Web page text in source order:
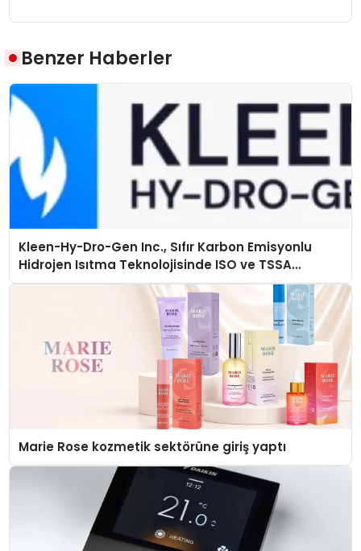
Benzer Haberler
Kleen-Hy-Dro-Gen Inc., Sıfır Karbon Emisyonlu
Hidrojen Isıtma Teknolojisinde ISO ve TSSA
Düzenleyici Onaylarını Aldı
Marie Rose kozmetik sektörüne giriş yaptı